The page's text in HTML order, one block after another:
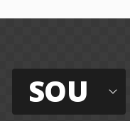
SOU